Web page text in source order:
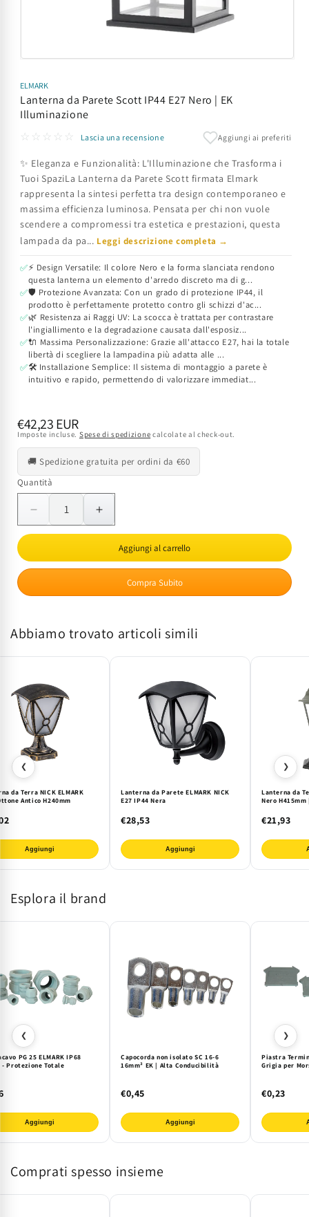
multimediali
1
in
finestra
ELMARK
Lanterna da Parete Scott IP44 E27 Nero | EK
Illuminazione
☆☆☆☆☆
Lascia una recensione Aggiungi ai preferiti
✨ Eleganza e Funzionalità: L'Illuminazione che Trasforma i
Tuoi SpaziLa Lanterna da Parete Scott firmata Elmark
rappresenta la sintesi perfetta tra design contemporaneo e
massima efficienza luminosa. Pensata per chi non vuole
scendere a compromessi tra estetica e prestazioni, questa
lampada da pa... Leggi descrizione completa →
✅⚡ Design Versatile: Il colore Nero e la forma slanciata rendono
questa lanterna un elemento d'arredo discreto ma di g...
✅🛡️ Protezione Avanzata: Con un grado di protezione IP44, il
prodotto è perfettamente protetto contro gli schizzi d'ac...
✅🌿 Resistenza ai Raggi UV: La scocca è trattata per contrastare
l'ingiallimento e la degradazione causata dall'esposiz...
✅🔌 Massima Personalizzazione: Grazie all'attacco E27, hai la totale
libertà di scegliere la lampadina più adatta alle ...
✅🛠️ Installazione Semplice: Il sistema di montaggio a parete è
intuitivo e rapido, permettendo di valorizzare immediat...
Prezzo
di
listino
€42,23 EUR
Imposte incluse. Spese di spedizione calcolate al check-out.
🚚 Spedizione gratuita per ordini da €60
Quantità
Quantità
Diminuisci
quantità
Lanterna
da
E27
|
Illuminazione
Aumenta
quantità
Lanterna
da
Parete
E27
|
Illuminazione
Aggiungi al carrello
Compra Subito
Abbiamo trovato articoli simili
❮
da Terra NICK ELMARK
Antico H240mm
Aggiungi
Lanterna da Parete ELMARK NICK
E27 IP44 Nera
€28,53
Aggiungi
Lanterna da
Nero
€21,93
❯
Esplora il brand
❮
PG 25 ELMARK IP68
- Protezione Totale
Aggiungi
Capocorda non isolato SC 16-6
16mm² EK | Alta Conducibilità
€0,45
Aggiungi
Piastra
Grigia per
€0,23
❯
Comprati spesso insieme